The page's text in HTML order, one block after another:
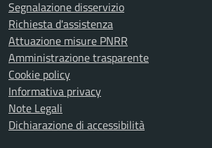
Segnalazione disservizio
Richiesta d'assistenza
Attuazione misure PNRR
Amministrazione trasparente
Cookie policy
Informativa privacy
Note Legali
Dichiarazione di accessibilità